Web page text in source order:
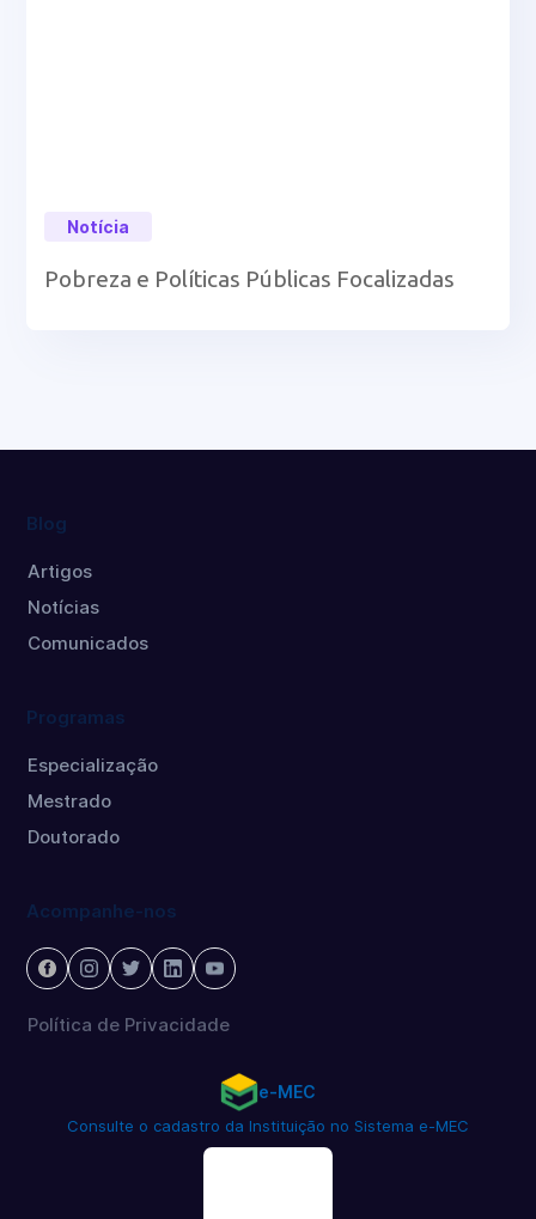
Notícia
Pobreza e Políticas Públicas Focalizadas
Blog
Artigos
Notícias
Comunicados
Programas
Especialização
Mestrado
Doutorado
Acompanhe-nos
Política de Privacidade
e-MEC
Consulte o cadastro da Instituição no Sistema e-MEC